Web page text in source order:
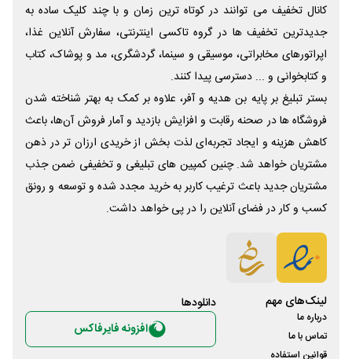
کانال تخفیف می توانند در کوتاه ترین زمان و با چند کلیک ساده به
جدیدترین تخفیف ها در گروه تاکسی اینترنتی، سفارش آنلاین غذا،
اپراتورهای مخابراتی، موسیقی و سینما، گردشگری، مد و پوشاک، کتاب
و کتابخوانی و ... دسترسی پیدا کنند.
بستر تبلیغ بر پایه بن هدیه و آفر، علاوه بر کمک به بهتر شناخته شدن
فروشگاه ها در صحنه رقابت و افزایش بازدید و آمار فروش آن‌ها، باعث
کاهش هزینه و ایجاد تجربه‌ای لذت بخش از خریدی ارزان تر در ذهن
مشتریان خواهد شد. چنین کمپین های تبلیغی و تخفیفی ضمن جذب
مشتریان جدید باعث ترغیب کاربر به خرید مجدد شده و توسعه و رونق
کسب و کار در فضای آنلاین را در پی خواهد داشت.
لینک‌های مهم
درباره ما
تماس با ما
قوانین استفاده
دانلود‌ها
افزونه فایرفاکس